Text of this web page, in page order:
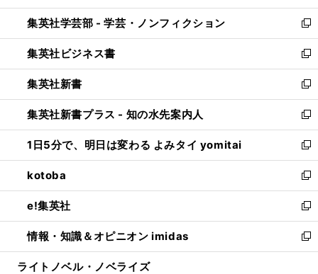
開
く
ウ
で
開
く
ン
ド
ウ
で
開
く
ウ
ィ
ン
ド
ウ
で
開
く
集英社学芸部 - 学芸・ノンフィクション
新
し
い
ウ
ィ
ン
ド
ウ
で
開
く
集英社ビジネス書
新
し
い
ウ
ィ
ン
ド
ウ
で
開
く
集英社新書
新
し
い
ウ
ィ
ン
ド
ウ
で
開
く
集英社新書プラス - 知の水先案内人
新
し
い
ウ
ィ
ン
ド
ウ
で
開
1日5分で、明日は変わる よみタイ yomitai
新
し
い
ウ
ィ
ン
ド
ウ
kotoba
新
し
い
ウ
ィ
ン
e!集英社
新
し
い
ウ
情報・知識＆オピニオン imidas
新
し
ライトノベル・ノベライズ